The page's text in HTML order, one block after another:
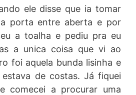
ele disse que ia tomar
porta entre aberta e por
a toalha e pediu pra eu
a unica coisa que vi ao
foi aquela bunda lisinha e
de costas. Já fiquei
comecei a procurar uma